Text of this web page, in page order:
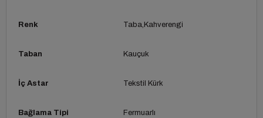
Renk Taba Kahverengi
Taban Kauçuk
İç Astar Tekstil Kürk
Bağlama Tipi Fermuarlı